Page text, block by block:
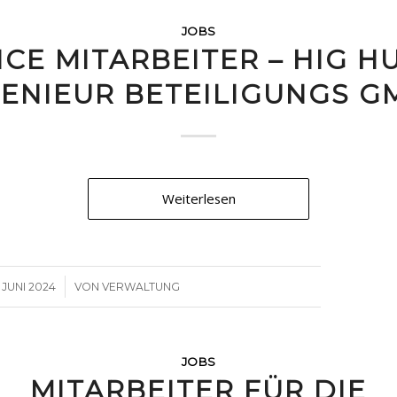
JOBS
MITARBEITER – HIG
BETEILIGUNGS
Weiterlesen
JUNI 2024
/ VONVERWALTUNG
JOBS
MITARBEITER FÜR DIE